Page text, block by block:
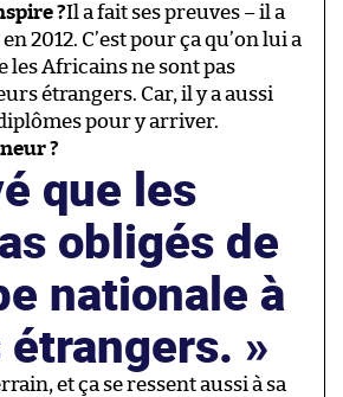
?Il a fait ses preuves – il a
2012. C’est pour ça qu’on lui a
les Africains ne sont pas
étrangers. Car, il y a aussi
pour y arriver.
?
que les
obligés de
nationale à
et ça se ressent aussi à sa